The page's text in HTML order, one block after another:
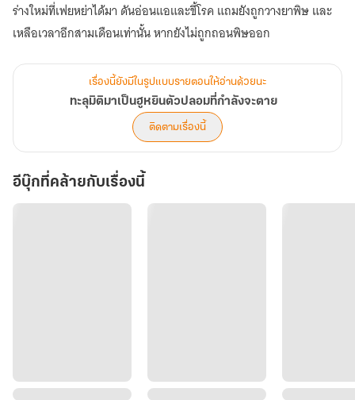
จะ
ตาย
หยิน
ตัว
ปลอม
ที่
กำลัง
จะ
ตาย
ร่างใหม่ที่เฟยหย่าได้มา ดันอ่อนแอและขี้โรค แถมยังถูกวางยาพิษ และ
เรื่องนี้ยังมีในรูปแบบรายตอนให้อ่านด้วยนะ
ทะลุมิติมาเป็นฮูหยินตัวปลอมที่กำลังจะตาย
ติดตามเรื่องนี้
อีบุ๊กที่คล้ายกับเรื่องนี้